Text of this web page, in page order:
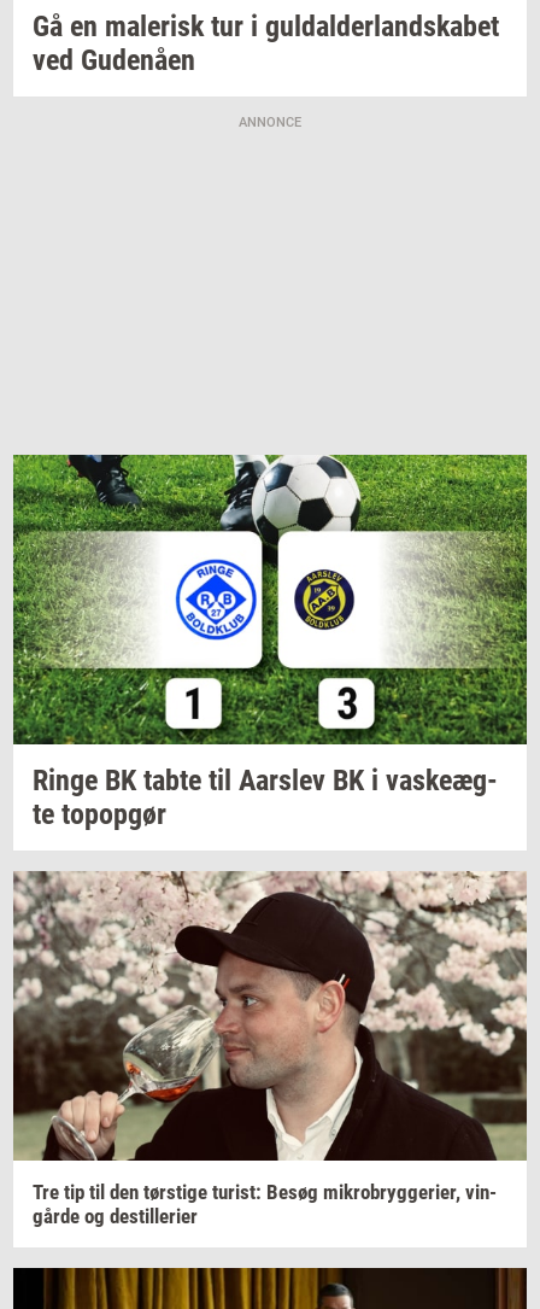
Gå en ma­le­risktur i gul­dal­der­land­ska­bet
ved Gu­denå­en
ANNONCE
Ringe BK tabte til Aars­lev BK i va­ske­æg­
te topop­gør
Tre tip til den tørsti­ge turist: Besøg mi­kro­bryg­ge­ri­er, vin­
går­de og destil­le­ri­er